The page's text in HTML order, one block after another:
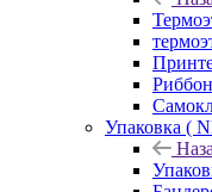
Упаковка (